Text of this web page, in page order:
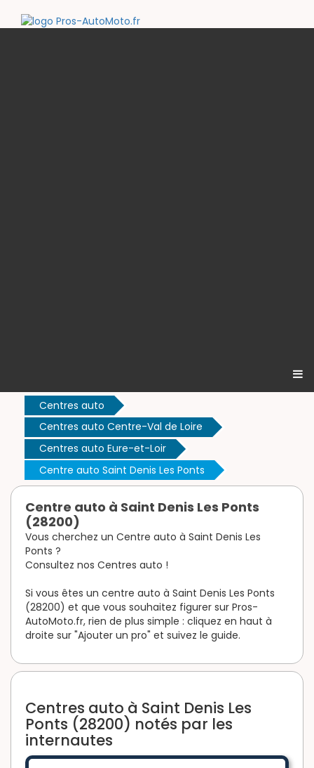
Centres auto
Centres auto Centre-Val de Loire
Centres auto Eure-et-Loir
Centre auto Saint Denis Les Ponts
Centre auto à Saint Denis Les Ponts
(28200)
Vous cherchez un Centre auto à Saint Denis Les
Ponts ?
Consultez nos Centres auto !
Si vous êtes un centre auto à Saint Denis Les Ponts
(28200) et que vous souhaitez figurer sur Pros-
AutoMoto.fr, rien de plus simple : cliquez en haut à
droite sur "Ajouter un pro" et suivez le guide.
Centres auto à Saint Denis Les
Ponts (28200) notés par les
internautes